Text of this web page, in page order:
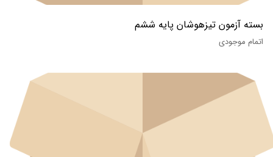
بسته آزمون تیزهوشان پایه ششم
اتمام موجودی